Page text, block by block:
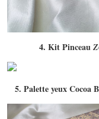
4. Kit Pinceau
5. Palette yeux Cocoa